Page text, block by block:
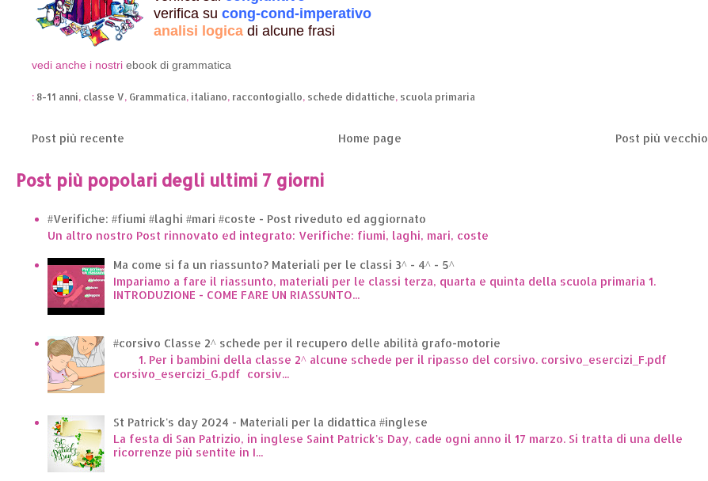
verifica su cong-cond-imperativo
analisi logica di alcune frasi
vedi anche i nostri ebook di grammatica
: 8-11 anni, classe V, Grammatica, italiano, raccontogiallo, schede didattiche, scuola primaria
Post più recente Post più vecchio
Home page
Post più popolari degli ultimi 7 giorni
#Verifiche: #fiumi #laghi #mari #coste - Post riveduto ed aggiornato
Un altro nostro Post rinnovato ed integrato: Verifiche: fiumi, laghi, mari, coste
Ma come si fa un riassunto? Materiali per le classi 3^ - 4^ - 5^
Impariamo a fare il riassunto, materiali per le classi terza, quarta e quinta della scuola primaria 1.
INTRODUZIONE - COME FARE UN RIASSUNTO...
#corsivo Classe 2^ schede per il recupero delle abilità grafo-motorie
1. Per i bambini della classe 2^ alcune schede per il ripasso del corsivo. corsivo_esercizi_F.pdf
corsivo_esercizi_G.pdf corsiv...
St Patrick's day 2024 - Materiali per la didattica #inglese
La festa di San Patrizio, in inglese Saint Patrick's Day, cade ogni anno il 17 marzo. Si tratta di una delle
ricorrenze più sentite in I...